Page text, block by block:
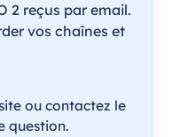
2 reçus par email.
vos chaînes et
ou contactez le
question.